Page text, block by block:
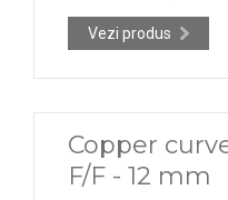
Vezi produs
Copper
F/F - 12 mm